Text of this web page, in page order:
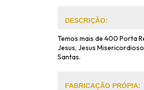
DESCRIÇÃO:
Temos mais de 400 Porta
Jesus, Jesus
Santas.
FABRICAÇÃO PRÓPIA: